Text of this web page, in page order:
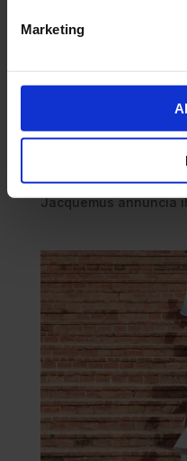
Marketing
Jacquemus entra nel
L’Oréal
prepara a
bellezza. Dopo aver
con la sua estetica
Jacquemus annuncia